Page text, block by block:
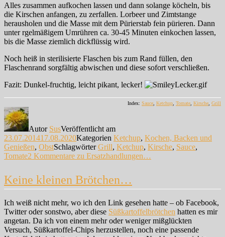
Alles zusammen aufkochen lassen und dann solange köcheln, bis
die Kirschen anfangen, zu zerfallen. Lorbeer und Zimtstange
herausholen und die Masse mit dem Pürierstab fein pürieren. Dann
unter rgelmäßigem Umrühren ca. 30-45 Minuten einkochen lassen,
bis die Masse ziemlich dickflüssig wird.
Noch heiß in sterilisierte Flaschen bis zum Rand füllen, den
Flaschenrand sorgfältig abwischen und diese sofort verschließen.
Fazit: Dunkel-fruchtig, leicht pikant, lecker!
Index: Sauce Ketchup Tomate Kirsche Grill
Autor SusVeröffentlicht am
23.07.201417.08.2020Kategorien Ketchup, Kochen, Backen und
Genießen, ObstSchlagwörterGrill, Ketchup, Kirsche, Sauce,
Tomate2 Kommentare zu Ersatzhandlungen…
Keine kleinen Brötchen…
Ich weiß nicht mehr, wo ich den Link gesehen hatte – ob Facebook,
Twitter oder sonstwo, aber diese Süßkartoffelbrötchen hatten es mir
angetan. Da ich von einem mehr oder weniger mißglückten
Versuch, Süßkartoffel-Chips herzustellen, noch eine passende